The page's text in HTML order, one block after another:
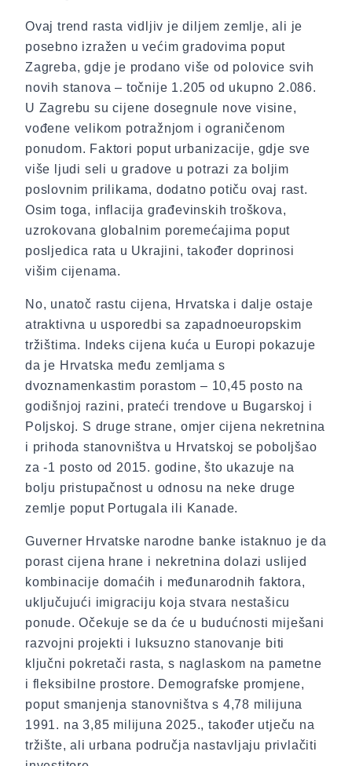
Ovaj trend rasta vidljiv je diljem zemlje, ali je
posebno izražen u većim gradovima poput
Zagreba, gdje je prodano više od polovice svih
novih stanova – točnije 1.205 od ukupno 2.086.
U Zagrebu su cijene dosegnule nove visine,
vođene velikom potražnjom i ograničenom
ponudom. Faktori poput urbanizacije, gdje sve
više ljudi seli u gradove u potrazi za boljim
poslovnim prilikama, dodatno potiču ovaj rast.
Osim toga, inflacija građevinskih troškova,
uzrokovana globalnim poremećajima poput
posljedica rata u Ukrajini, također doprinosi
višim cijenama.
No, unatoč rastu cijena, Hrvatska i dalje ostaje
atraktivna u usporedbi sa zapadnoeuropskim
tržištima. Indeks cijena kuća u Europi pokazuje
da je Hrvatska među zemljama s
dvoznamenkastim porastom – 10,45 posto na
godišnjoj razini, prateći trendove u Bugarskoj i
Poljskoj. S druge strane, omjer cijena nekretnina
i prihoda stanovništva u Hrvatskoj se poboljšao
za -1 posto od 2015. godine, što ukazuje na
bolju pristupačnost u odnosu na neke druge
zemlje poput Portugala ili Kanade.
Guverner Hrvatske narodne banke istaknuo je da
porast cijena hrane i nekretnina dolazi uslijed
kombinacije domaćih i međunarodnih faktora,
uključujući imigraciju koja stvara nestašicu
ponude. Očekuje se da će u budućnosti miješani
razvojni projekti i luksuzno stanovanje biti
ključni pokretači rasta, s naglaskom na pametne
i fleksibilne prostore. Demografske promjene,
poput smanjenja stanovništva s 4,78 milijuna
1991. na 3,85 milijuna 2025., također utječu na
tržište, ali urbana područja nastavljaju privlačiti